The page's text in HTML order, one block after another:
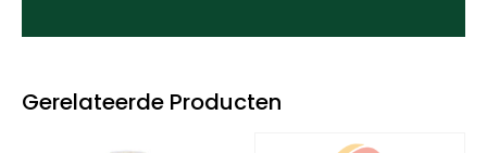
Gerelateerde Producten